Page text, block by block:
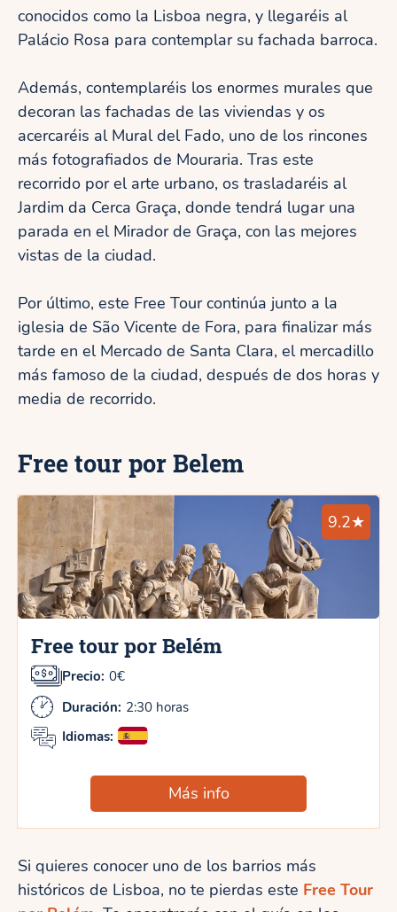
conocidos como la Lisboa negra, y llegaréis al
Palácio Rosa para contemplar su fachada barroca.
Además, contemplaréis los enormes murales que
decoran las fachadas de las viviendas y os
acercaréis al Mural del Fado, uno de los rincones
más fotografiados de Mouraria. Tras este
recorrido por el arte urbano, os trasladaréis al
Jardim da Cerca Graça, donde tendrá lugar una
parada en el Mirador de Graça, con las mejores
vistas de la ciudad.
Por último, este Free Tour continúa junto a la
iglesia de São Vicente de Fora, para finalizar más
tarde en el Mercado de Santa Clara, el mercadillo
más famoso de la ciudad, después de dos horas y
media de recorrido.
Free tour por Belem
9.2★
Free tour por Belém
Precio: 0€
Duración: 2:30 horas
Idiomas:
Más info
Si quieres conocer uno de los barrios más
históricos de Lisboa, no te pierdas este Free Tour